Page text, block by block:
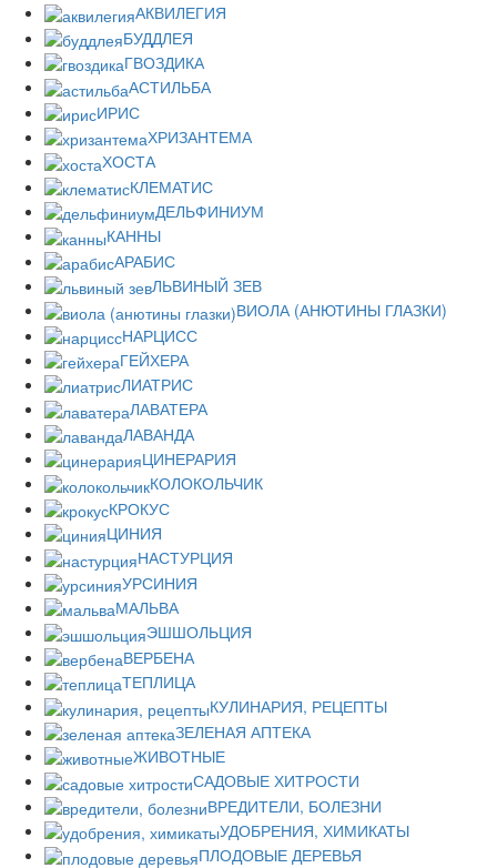
АКВИЛЕГИЯ
БУДДЛЕЯ
ГВОЗДИКА
АСТИЛЬБА
ИРИС
ХРИЗАНТЕМА
ХОСТА
КЛЕМАТИС
ДЕЛЬФИНИУМ
КАННЫ
АРАБИС
ЛЬВИНЫЙ ЗЕВ
ВИОЛА (АНЮТИНЫ ГЛАЗКИ)
НАРЦИСС
ГЕЙХЕРА
ЛИАТРИС
ЛАВАТЕРА
ЛАВАНДА
ЦИНЕРАРИЯ
КОЛОКОЛЬЧИК
КРОКУС
ЦИНИЯ
НАСТУРЦИЯ
УРСИНИЯ
МАЛЬВА
ЭШШОЛЬЦИЯ
ВЕРБЕНА
ТЕПЛИЦА
КУЛИНАРИЯ, РЕЦЕПТЫ
ЗЕЛЕНАЯ АПТЕКА
ЖИВОТНЫЕ
САДОВЫЕ ХИТРОСТИ
ВРЕДИТЕЛИ, БОЛЕЗНИ
УДОБРЕНИЯ, ХИМИКАТЫ
ПЛОДОВЫЕ ДЕРЕВЬЯ